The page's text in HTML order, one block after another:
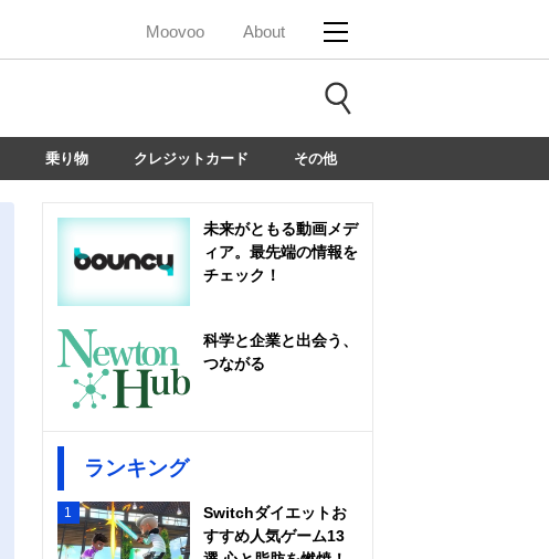
Moovoo About
乗り物 クレジットカード その他
未来がともる動画メデ
ィア。最先端の情報を
チェック！
科学と企業と出会う、
つながる
ランキング
1
Switchダイエットお
すすめ人気ゲーム13